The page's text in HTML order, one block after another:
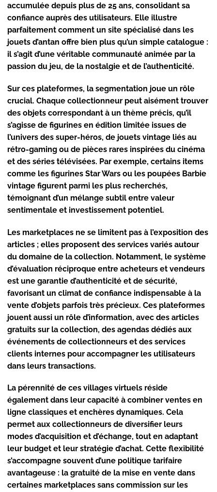
accumulée depuis plus de 25 ans, consolidant sa
confiance auprès des utilisateurs. Elle illustre
parfaitement comment un site spécialisé dans les
jouets d’antan offre bien plus qu’un simple catalogue :
il s’agit d’une véritable communauté animée par la
passion du jeu, de la nostalgie et de l’authenticité.
Sur ces plateformes, la segmentation joue un rôle
crucial. Chaque collectionneur peut aisément trouver
des objets correspondant à un thème précis, qu’il
s’agisse de figurines en édition limitée issues de
l’univers des super-héros, de jouets vintage liés au
rétro-gaming ou de pièces rares inspirées du cinéma
et des séries télévisées. Par exemple, certains items
comme les figurines Star Wars ou les poupées Barbie
vintage figurent parmi les plus recherchés,
témoignant d’un mélange subtil entre valeur
sentimentale et investissement potentiel.
Les marketplaces ne se limitent pas à l’exposition des
articles ; elles proposent des services variés autour
du domaine de la collection. Notamment, le système
d’évaluation réciproque entre acheteurs et vendeurs
est une garantie d’authenticité et de sécurité,
favorisant un climat de confiance indispensable à la
vente d’objets parfois très précieux. Ces plateformes
jouent aussi un rôle d’information, avec des articles
gratuits sur la collection, des agendas dédiés aux
événements de collectionneurs et des services
clients internes pour accompagner les utilisateurs
dans leurs transactions.
La pérennité de ces villages virtuels réside
également dans leur capacité à combiner ventes en
ligne classiques et enchères dynamiques. Cela
permet aux collectionneurs de diversifier leurs
modes d’acquisition et d’échange, tout en adaptant
leur budget et leur stratégie d’achat. Cette flexibilité
s’accompagne souvent d’une politique tarifaire
avantageuse : la gratuité de la mise en vente dans
certaines marketplaces sans commission sur les